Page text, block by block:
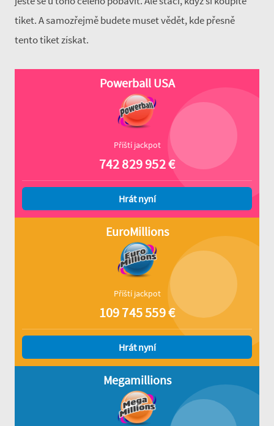
tiket. A samozřejmě budete muset vědět, kde přesně
tento tiket získat.
Powerball USA
Příští jackpot
742 829 952€
Hrát nyní
EuroMillions
Příští jackpot
109 745 559€
Hrát nyní
Megamillions